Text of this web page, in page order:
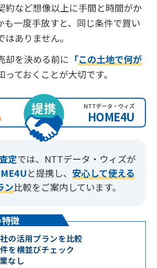
約など想像以上に手間と時間がか
も一度手放すと、同じ条件で買い
ありません。
却を決める前に 「この土地で何が
っておくことが大切です。
NTTデータ・ウィズ
HOME4U
提携
定では、 NTTデータ・ウィズが
と提携し、安心して使える
ン比較をご案内しています。
徴
の活用プランを比較
を横並びチェック
なし